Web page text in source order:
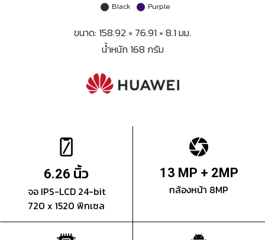
Black Purple
ขนาด: 158.92 × 76.91 × 8.1 มม.
น้ำหนัก 168 กรัม
6.26 นิ้ว
จอ IPS-LCD 24-bit
720 x 1520 พิกเซล
13 MP + 2MP
กล้องหน้า 8MP